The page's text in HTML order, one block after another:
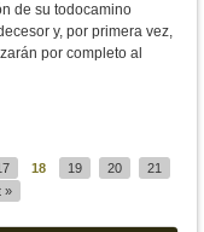
de su todocamino
y, por primera vez,
por completo al
18 19 20
21
»